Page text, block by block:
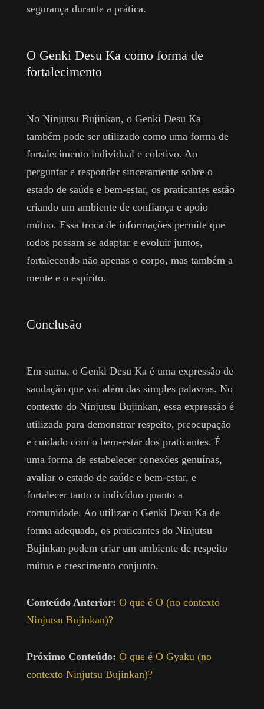
segurança durante a prática.
O Genki Desu Ka como forma de
fortalecimento
No Ninjutsu Bujinkan, o Genki Desu Ka
também pode ser utilizado como uma forma de
fortalecimento individual e coletivo. Ao
perguntar e responder sinceramente sobre o
estado de saúde e bem-estar, os praticantes estão
criando um ambiente de confiança e apoio
mútuo. Essa troca de informações permite que
todos possam se adaptar e evoluir juntos,
fortalecendo não apenas o corpo, mas também a
mente e o espírito.
Conclusão
Em suma, o Genki Desu Ka é uma expressão de
saudação que vai além das simples palavras. No
contexto do Ninjutsu Bujinkan, essa expressão é
utilizada para demonstrar respeito, preocupação
e cuidado com o bem-estar dos praticantes. É
uma forma de estabelecer conexões genuínas,
avaliar o estado de saúde e bem-estar, e
fortalecer tanto o indivíduo quanto a
comunidade. Ao utilizar o Genki Desu Ka de
forma adequada, os praticantes do Ninjutsu
Bujinkan podem criar um ambiente de respeito
mútuo e crescimento conjunto.
Conteúdo Anterior: O que é O (no contexto
Ninjutsu Bujinkan)?
Próximo Conteúdo: O que é O Gyaku (no
contexto Ninjutsu Bujinkan)?